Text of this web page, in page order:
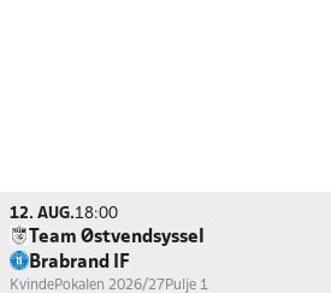
12. AUG.18:00
Team Østvendsyssel
Brabrand IF
KvindePokalen 2026/27 Pulje 1